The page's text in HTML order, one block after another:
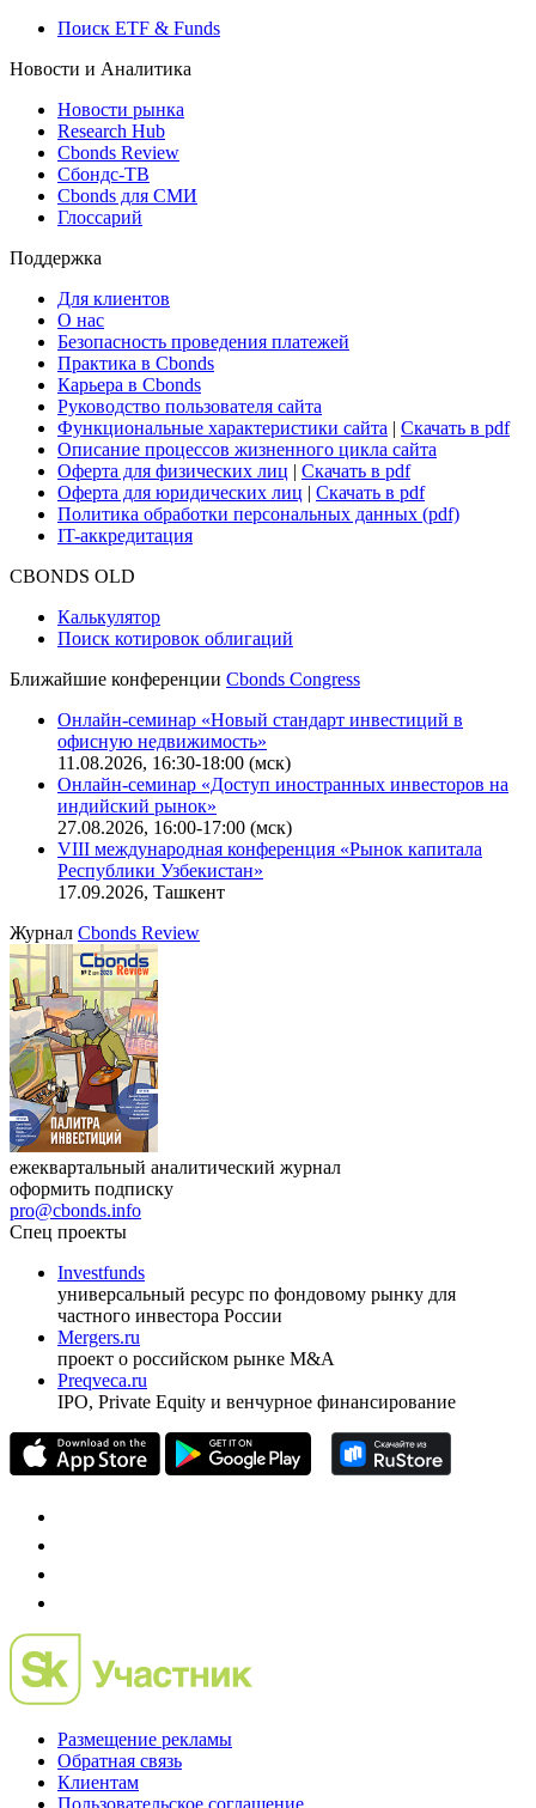
Поиск ETF & Funds
Новости и Аналитика
Новости рынка
Research Hub
Cbonds Review
Сбондс-ТВ
Cbonds для СМИ
Глоссарий
Поддержка
Для клиентов
О нас
Безопасность проведения платежей
Практика в Cbonds
Карьера в Cbonds
Руководство пользователя сайта
Функциональные характеристики сайта | Скачать в pdf
Описание процессов жизненного цикла сайта
Оферта для физических лиц | Скачать в pdf
Оферта для юридических лиц | Скачать в pdf
Политика обработки персональных данных (pdf)
IT-аккредитация
CBONDS OLD
Калькулятор
Поиск котировок облигаций
Ближайшие конференции Cbonds Congress
Онлайн-семинар «Новый стандарт инвестиций в
офисную недвижимость»
11.08.2026, 16:30-18:00 (мск)
Онлайн-семинар «Доступ иностранных инвесторов на
индийский рынок»
27.08.2026, 16:00-17:00 (мск)
VIII международная конференция «Рынок капитала
Республики Узбекистан»
17.09.2026, Ташкент
Журнал Cbonds Review
ежеквартальный аналитический журнал
оформить подписку
pro@cbonds.info
Спец проекты
Investfunds
универсальный ресурс по фондовому рынку для
частного инвестора России
Mergers.ru
проект о российском рынке M&A
Preqveca.ru
IPO, Private Equity и венчурное финансирование
Размещение рекламы
Обратная связь
Клиентам